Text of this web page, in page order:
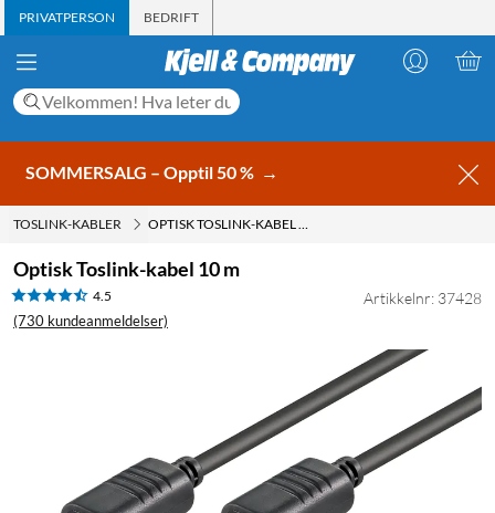
PRIVATPERSON BEDRIFT
SOMMERSALG – Opptil 50 % →
TOSLINK-KABLER OPTISK TOSLINK-KABEL 10 M
Optisk Toslink-kabel 10 m
4.5
(730 kundeanmeldelser)
Artikkelnr: 37428